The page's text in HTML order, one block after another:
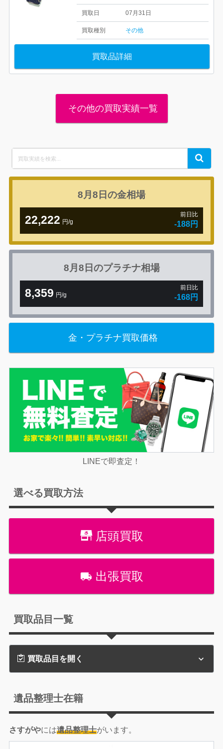
買取日 07月31日
買取種別 その他
買取品詳細
その他の買取実績一覧
for:
Search
8月8日の金相場
22,222 円/g
前日比
-188円
8月8日のプラチナ相場
8,359 円/g
前日比
-168円
金・プラチナ買取価格
LINEで即査定！
選べる買取方法
店頭買取
出張買取
買取品目一覧
買取品目を開く
遺品整理士在籍
さすがやには遺品整理士がいます。